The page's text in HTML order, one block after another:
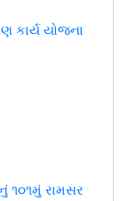
કાર્ય યોજના
૧૦૧મું રામસર